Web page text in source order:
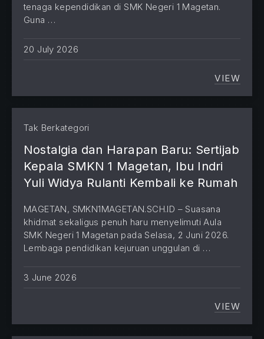
tenaga kependidikan di SMK Negeri 1 Magetan.
Guna …
20 July 2026
VIEW
Tak Berkategori
Nostalgia dan Harapan Baru: Sertijab
Kepala SMKN 1 Magetan, Ibu Indri
Yuli Widya Rulanti Kembali ke Rumah
MAGETAN, SMKN1MAGETAN.SCH.ID – Suasana
khidmat sekaligus penuh haru menyelimuti Aula
SMK Negeri 1 Magetan pada Selasa, 2 Juni 2026.
Lembaga pendidikan kejuruan unggulan di …
3 June 2026
VIEW